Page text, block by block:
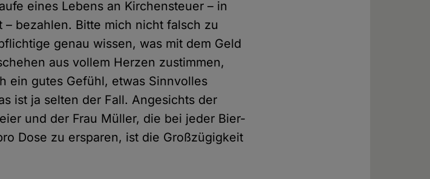
eines Lebens an Kirchensteuer – in
bezahlen. Bitte mich nicht falsch zu
genau wissen, was mit dem Geld
aus vollem Herzen zustimmen,
ein gutes Gefühl, etwas Sinnvolles
ist ja selten der Fall. Angesichts der
und der Frau Müller, die bei jeder Bier-
Dose zu ersparen, ist die Großzügigkeit